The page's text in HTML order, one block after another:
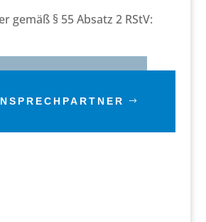
gemäß § 55 Absatz 2 RStV: